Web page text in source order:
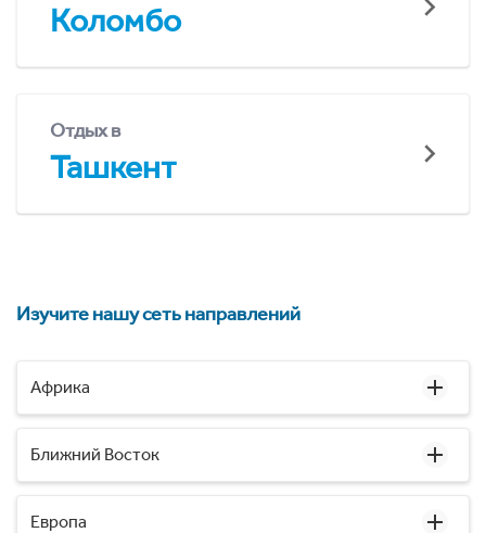
Коломбо
Отдых в
Ташкент
Изучите нашу сеть направлений
Африка
Ближний Восток
Европа